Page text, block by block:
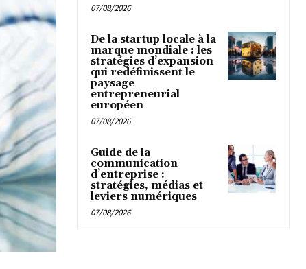
07/08/2026
De la startup locale à la
marque mondiale : les
stratégies d’expansion
qui redéfinissent le
paysage
entrepreneurial
européen
07/08/2026
Guide de la
communication
d’entreprise :
stratégies, médias et
leviers numériques
07/08/2026